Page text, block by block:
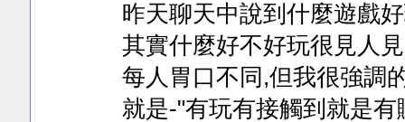
昨天聊天中說到什麼遊戲
其實什麼好不好玩很見人
每人胃口不同,但我很強調
就是-"有玩有接觸到就是